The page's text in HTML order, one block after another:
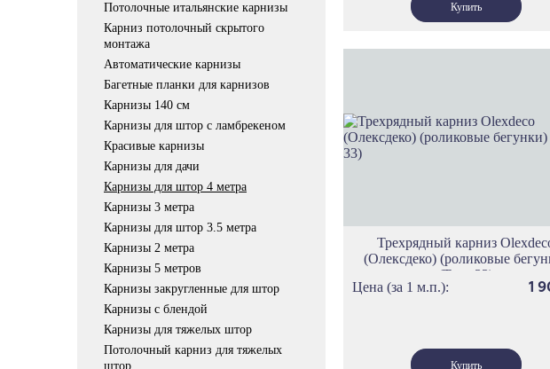
Потолочные итальянские карнизы
Карниз потолочный скрытого
монтажа
Автоматические карнизы
Багетные планки для карнизов
Карнизы 140 см
Карнизы для штор с ламбрекеном
Красивые карнизы
Карнизы для дачи
Карнизы для штор 4 метра
Карнизы 3 метра
Карнизы для штор 3.5 метра
Карнизы 2 метра
Карнизы 5 метров
Карнизы закругленные для штор
Карнизы с блендой
Карнизы для тяжелых штор
Потолочный карниз для тяжелых
штор
Трехрядный карниз
(Олексдеко) (роликовые
(Трек 33)
Цена (за 1 м.п.):
1